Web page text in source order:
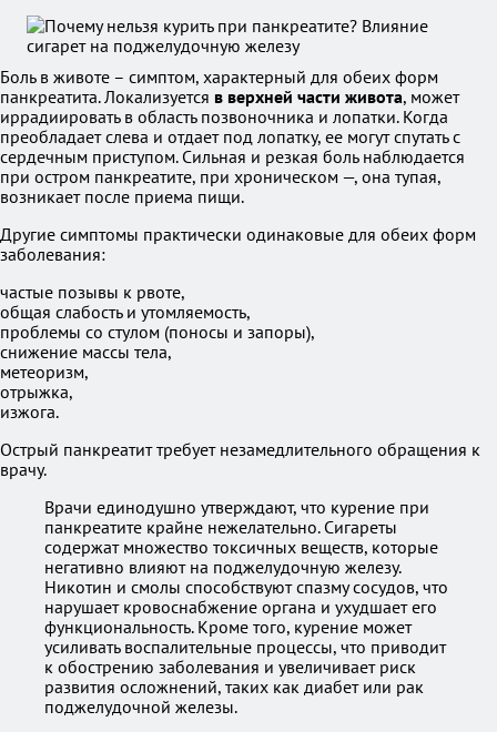
Боль в животе – симптом, характерный для обеих форм
панкреатита. Локализуется в верхней части живота, может
иррадиировать в область позвоночника и лопатки. Когда
преобладает слева и отдает под лопатку, ее могут спутать с
сердечным приступом. Сильная и резкая боль наблюдается
при остром панкреатите, при хроническом —, она тупая,
возникает после приема пищи.
Другие симптомы практически одинаковые для обеих форм
заболевания:
частые позывы к рвоте,
общая слабость и утомляемость,
проблемы со стулом (поносы и запоры),
снижение массы тела,
метеоризм,
отрыжка,
изжога.
Острый панкреатит требует незамедлительного обращения к
врачу.
Врачи единодушно утверждают, что курение при
панкреатите крайне нежелательно. Сигареты
содержат множество токсичных веществ, которые
негативно влияют на поджелудочную железу.
Никотин и смолы способствуют спазму сосудов, что
нарушает кровоснабжение органа и ухудшает его
функциональность. Кроме того, курение может
усиливать воспалительные процессы, что приводит
к обострению заболевания и увеличивает риск
развития осложнений, таких как диабет или рак
поджелудочной железы.